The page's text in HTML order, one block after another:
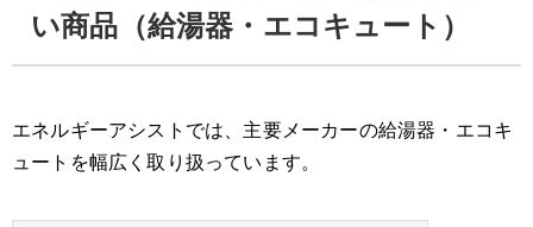
い商品（給湯器・エコキュート）
エネルギーアシストでは、主要メーカーの給湯器・エコキ
ュートを幅広く取り扱っています。